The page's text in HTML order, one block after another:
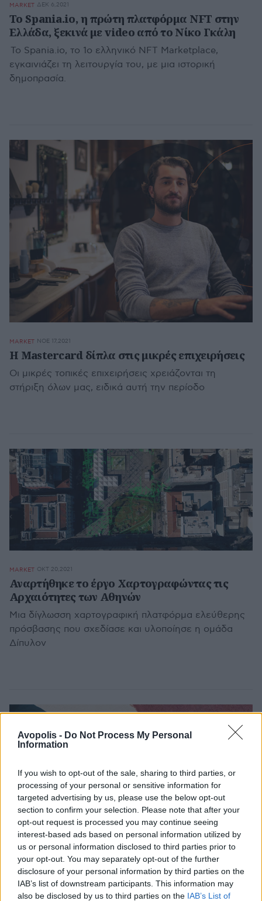
Avopolis - Do Not Process My Personal
Information
If you wish to opt-out of the sale, sharing to third parties, or
processing of your personal or sensitive information for
targeted advertising by us, please use the below opt-out
section to confirm your selection. Please note that after your
opt-out request is processed you may continue seeing
interest-based ads based on personal information utilized by
us or personal information disclosed to third parties prior to
your opt-out. You may separately opt-out of the further
disclosure of your personal information by third parties on the
IAB’s list of downstream participants. This information may
also be disclosed by us to third parties on the IAB’s List of
MARKET ΔΕΚ 6,2021
To Spania.io, η πρώτη πλατφόρμα NFT στην
Ελλάδα, ξεκινά με video από το Νίκο Γκάλη
Το Spania.io, το 1ο ελληνικό NFT Marketplace,
εγκαινιάζει τη λειτουργία του, με μια ιστορική
δημοπρασία.
MARKET ΝΟΕ 17,2021
Η Mastercard δίπλα στις μικρές επιχειρήσεις
Οι μικρές τοπικές επιχειρήσεις χρειάζονται τη
στήριξη όλων μας, ειδικά αυτή την περίοδο
MARKET ΟΚΤ 20,2021
Αναρτήθηκε το έργο Χαρτογραφώντας τις
Αρχαιότητες των Αθηνών
Mια δίγλωσση χαρτογραφική πλατφόρμα ελεύθερης
πρόσβασης που σχεδίασε και υλοποίησε η ομάδα
Δίπυλον